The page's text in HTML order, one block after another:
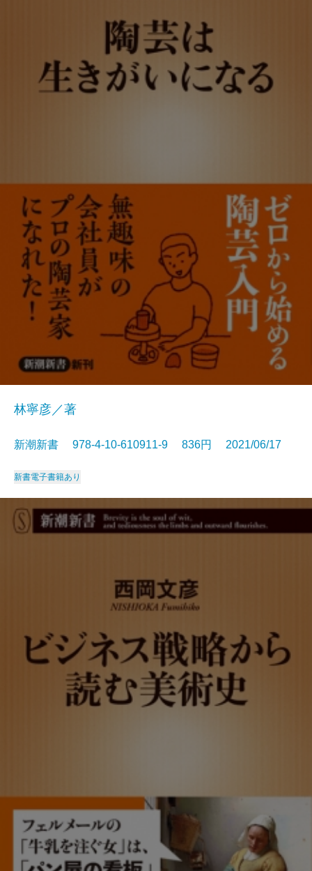
林寧彦／著
新潮新書 978-4-10-610911-9 836円 2021/06/17
新書電子書籍あり